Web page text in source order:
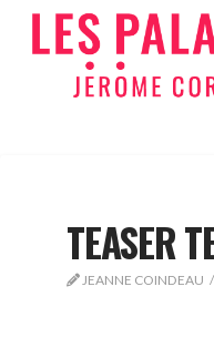
TEASER
JEANNE COINDEAU